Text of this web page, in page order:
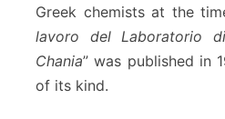
Greek chemists at the
lavoro del Laboratorio
Chania” was published in
of its kind.